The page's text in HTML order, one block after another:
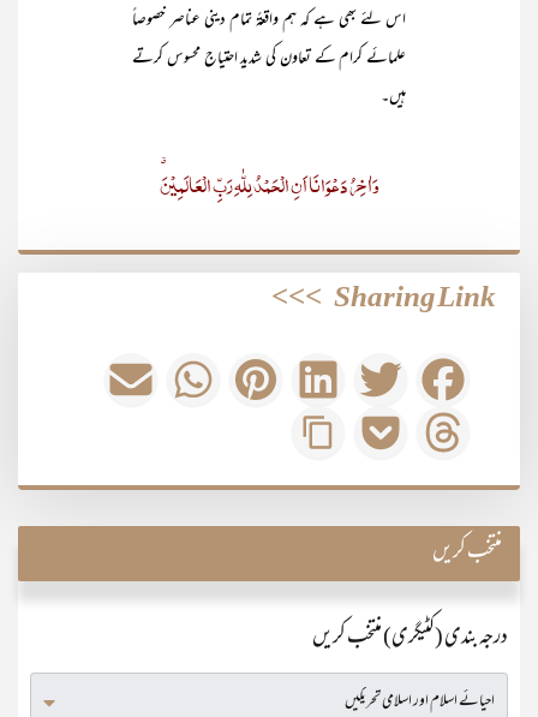
اس لئے بھی ہے کہ ہم واقعۃً تمام دینی عناصر خصوصاً
علمائے کرام کے تعاون کی شدید احتیاج محسوس کرتے
ہیں۔
وَاٰخِرُ دَعْوَانَا اَنِ الْحَمْدُ لِلّٰہِ رَبِّ الْعَالَمِیْنَ٭
Sharing Link
>>>
منتخب کریں
درجہ بندی (کٹیگری) منتخب کریں